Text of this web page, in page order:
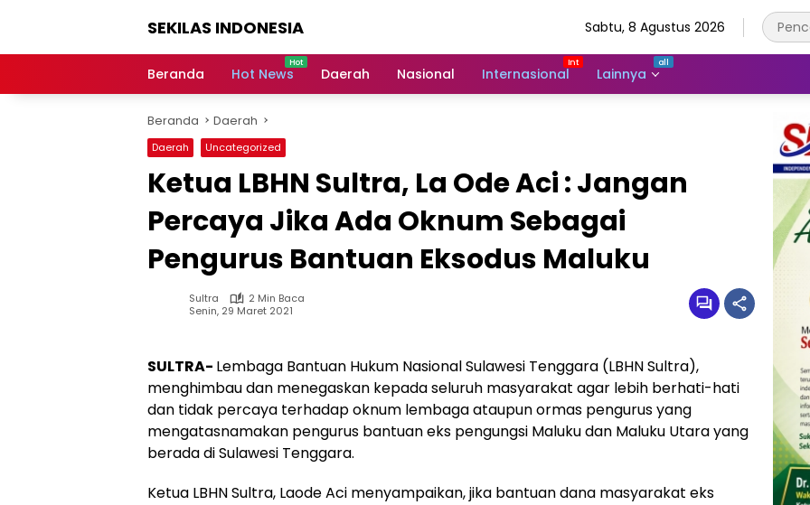
SEKILAS INDONESIA
Terkini,
Latest
World,
Headlines,
News
Sabtu, 8 Agustus 2026
Beranda Hot News Daerah Nasional Internasional Lainnya
Beranda Daerah
Daerah Uncategorized
Ketua LBHN Sultra, La Ode Aci : Jangan
Percaya Jika Ada Oknum Sebagai
Pengurus Bantuan Eksodus Maluku
Sultra
2 Min Baca
Senin, 29 Maret 2021
SULTRA- Lembaga Bantuan Hukum Nasional Sulawesi Tenggara (LBHN Sultra),
menghimbau dan menegaskan kepada seluruh masyarakat agar lebih berhati-hati
dan tidak percaya terhadap oknum lembaga ataupun ormas pengurus yang
mengatasnamakan pengurus bantuan eks pengungsi Maluku dan Maluku Utara yang
berada di Sulawesi Tenggara.
Ketua LBHN Sultra, Laode Aci menyampaikan, jika bantuan dana masyarakat eks